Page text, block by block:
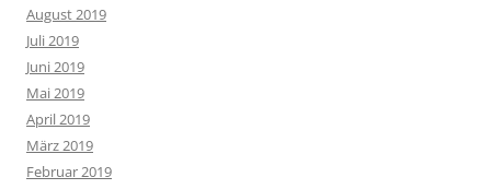
August 2019
Juli 2019
Juni 2019
Mai 2019
April 2019
März 2019
Februar 2019